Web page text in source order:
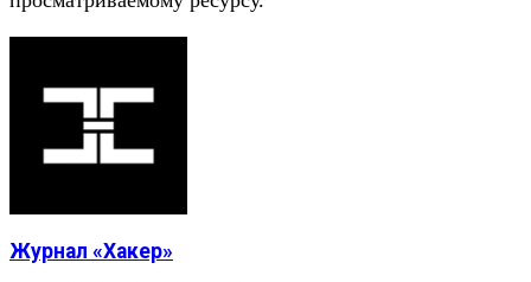
Журнал «Хакер»